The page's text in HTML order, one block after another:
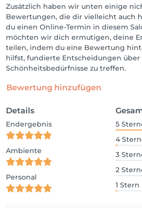
Zusätzlich haben wir unten einige
Bewertungen, die dir vielleicht auch
du einen Online-Termin in diesem
möchten wir dich ermutigen, deine
teilen, indem du eine Bewertung
hilfst, fundierte Entscheidungen über
Schönheitsbedürfnisse zu treffen.
Bewertung hinzufügen
Details
Endergebnis
Ambiente
Personal
5
4
3
2
1 Stern